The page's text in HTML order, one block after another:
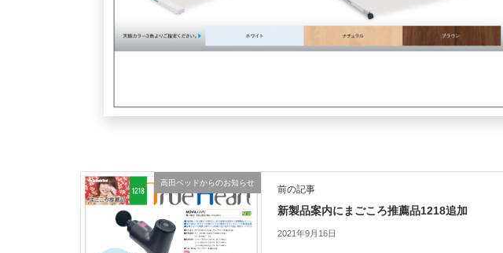
高田ベッドからのお知らせ
前の記事
新製品案内にまごころ推薦品1218追加
2021年9月16日